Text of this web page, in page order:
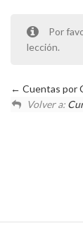
Por
lección.
Cuentas por
Volver a: